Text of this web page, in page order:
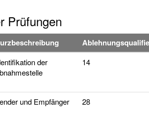
Prüfungen
der
14
und Empfänger 28